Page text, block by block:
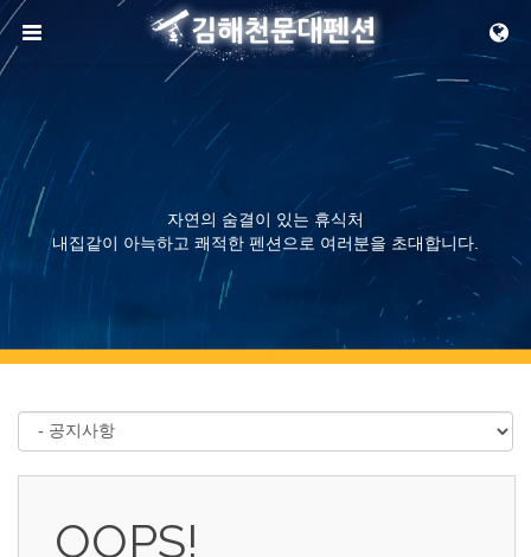
메뉴 건너뛰기
자연의 숨결이 있는 휴식처
내집같이 아늑하고 쾌적한 펜션으로 여러분을 초대합니다.
OOPS!